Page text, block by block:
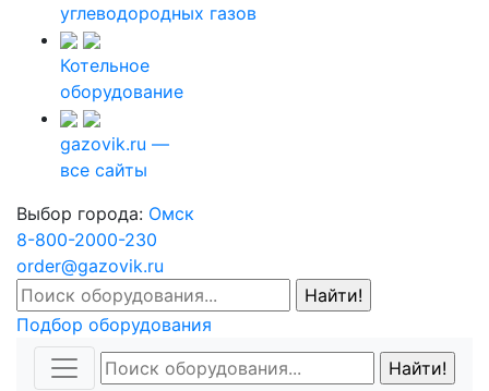
углеводородных газов
Котельное
оборудование
gazovik.ru —
все сайты
Выбор города: Омск
8-800-2000-230
order@gazovik.ru
Подбор оборудования